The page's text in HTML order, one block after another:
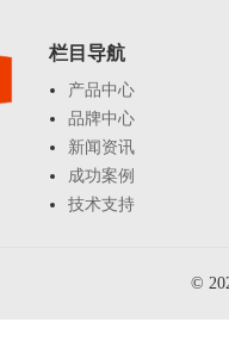
栏目导航
产品中心
品牌中心
新闻资讯
成功案例
技术支持
©